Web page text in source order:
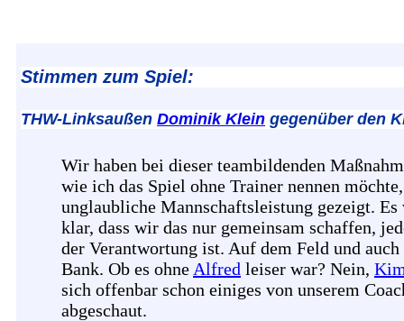
Stimmen zum Spiel:
THW-Linksaußen Dominik Klein gegenüber den
Wir haben bei dieser teambildenden
wie ich das Spiel ohne Trainer nennen
unglaubliche Mannschaftsleistung gezeigt. Es
klar, dass wir das nur gemeinsam schaffen,
der Verantwortung ist. Auf dem Feld und auch
Bank. Ob es ohne Alfred leiser war? Nein,
sich offenbar schon einiges von unserem
abgeschaut.